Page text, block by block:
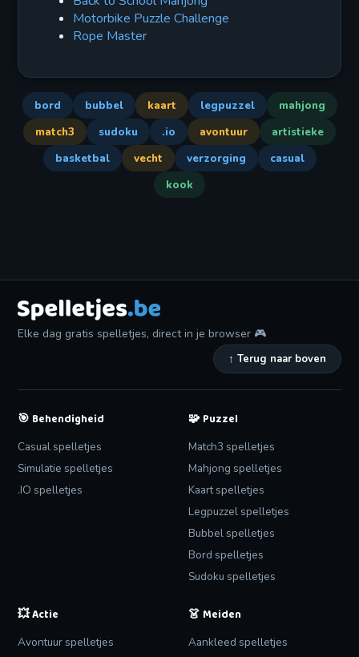
Motorbike Puzzle Challenge
Rope Master
bord bubbel kaart legpuzzel
mahjong
match3
sudoku .io avontuur
artistieke
basketbal
vecht verzorging
casual
kook
Elke dag gratis spelletjes, direct in je browser 🎮
↑ Terug naar boven
🎯 Behendigheid
Casual spelletjes
Simulatie spelletjes
.IO spelletjes
🧩Puzzel
Match3 spelletjes
Mahjong spelletjes
Kaart spelletjes
Legpuzzel spelletjes
Bubbel spelletjes
Bord spelletjes
Sudoku spelletjes
💥Actie
Avontuur spelletjes
👗 Meiden
Aankleed spelletjes